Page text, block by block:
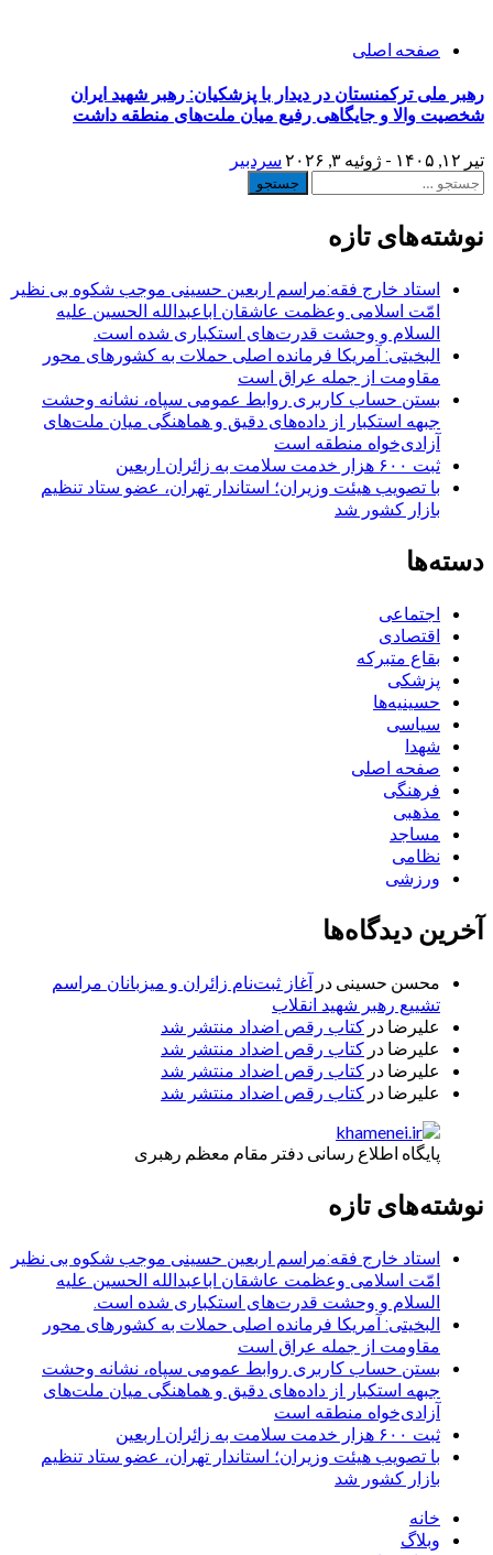
صفحه اصلی
رهبر ملی ترکمنستان در دیدار با پزشکیان: رهبر شهید ایران
شخصیت والا و جایگاهی رفیع میان ملت‌های منطقه داشت
تیر ۱۲, ۱۴۰۵ - ژوئیه ۳, ۲۰۲۶
سردبیر
جستجو
نوشته‌های تازه
استاد خارج فقه:مراسم اربعین حسینی موجب شکوه بی نظیر
امّت اسلامی وعظمت عاشقان اباعبدالله الحسین علیه
السلام و وحشت قدرت‌های استکباری شده است.
البخیتی: آمریکا فرمانده اصلی حملات به کشورهای محور
مقاومت از جمله عراق است
بستن حساب کاربری روابط عمومی سپاه، نشانه‌ وحشت
جبهه استکبار از داده‌های دقیق و هماهنگی میان ملت‌های
آزادی‌خواه منطقه است
ثبت ۶۰۰ هزار خدمت سلامت به زائران اربعین
با تصویب هیئت وزیران؛ استاندار تهران، عضو ستاد تنظیم
بازار کشور شد
دسته‌ها
اجتماعی
اقتصادی
بقاع متبرکه
پزشکی
حسینیه‌ها
سیاسی
شهدا
صفحه اصلی
فرهنگی
مذهبی
مساجد
نظامی
ورزشی
آخرین دیدگاه‌ها
محسن حسینی در آغاز ثبت‌نام زائران و میزبانان مراسم
تشییع رهبر شهید انقلاب
علیرضا در کتاب رقص اضداد منتشر شد
علیرضا در کتاب رقص اضداد منتشر شد
علیرضا در کتاب رقص اضداد منتشر شد
علیرضا در کتاب رقص اضداد منتشر شد
پایگاه اطلاع رسانی دفتر مقام معظم رهبری
نوشته‌های تازه
استاد خارج فقه:مراسم اربعین حسینی موجب شکوه بی نظیر
امّت اسلامی وعظمت عاشقان اباعبدالله الحسین علیه
السلام و وحشت قدرت‌های استکباری شده است.
البخیتی: آمریکا فرمانده اصلی حملات به کشورهای محور
مقاومت از جمله عراق است
بستن حساب کاربری روابط عمومی سپاه، نشانه‌ وحشت
جبهه استکبار از داده‌های دقیق و هماهنگی میان ملت‌های
آزادی‌خواه منطقه است
ثبت ۶۰۰ هزار خدمت سلامت به زائران اربعین
با تصویب هیئت وزیران؛ استاندار تهران، عضو ستاد تنظیم
بازار کشور شد
خانه
وبلاگ